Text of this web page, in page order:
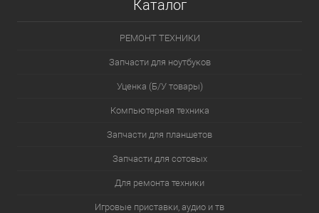
Каталог
РЕМОНТ ТЕХНИКИ
Запчасти для ноутбуков
Уценка (Б/У товары)
Компьютерная техника
Запчасти для планшетов
Запчасти для сотовых
Для ремонта техники
Игровые приставки, аудио и тв